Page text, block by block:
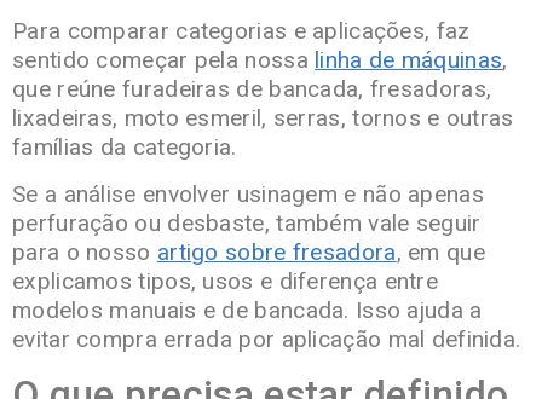
Para comparar categorias e aplicações, faz
sentido começar pela nossa linha de máquinas,
que reúne furadeiras de bancada, fresadoras,
lixadeiras, moto esmeril, serras, tornos e outras
famílias da categoria.
Se a análise envolver usinagem e não apenas
perfuração ou desbaste, também vale seguir
para o nosso artigo sobre fresadora, em que
explicamos tipos, usos e diferença entre
modelos manuais e de bancada. Isso ajuda a
evitar compra errada por aplicação mal definida.